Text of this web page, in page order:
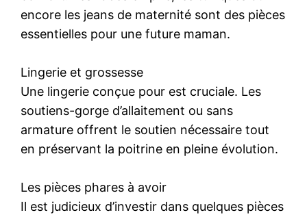
encore les jeans de maternité sont des pièces
essentielles pour une future maman.
Lingerie et grossesse
Une lingerie conçue pour est cruciale. Les
soutiens-gorge d’allaitement ou sans
armature offrent le soutien nécessaire tout
en préservant la poitrine en pleine évolution.
Les pièces phares à avoir
Il est judicieux d’investir dans quelques pièces